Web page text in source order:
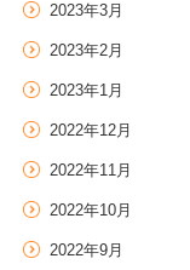
2023年3月
2023年2月
2023年1月
2022年12月
2022年11月
2022年10月
2022年9月